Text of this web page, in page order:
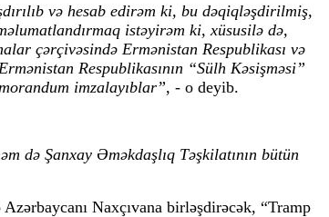
və hesab edirəm ki, bu dəqiqləşdirilmiş,
istəyirəm ki, xüsusilə də,
çərçivəsində Ermənistan Respublikası və
Respublikasının “Sülh Kəsişməsi”
imzalayıblar”, - o deyib.
də Şanxay Əməkdaşlıq Təşkilatının bütün
Naxçıvana birləşdirəcək, “Tramp